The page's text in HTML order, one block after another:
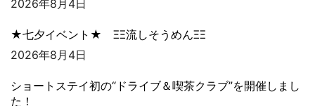
2026年8月4日
★七夕イベント★ ΞΞ流しそうめんΞΞ
2026年8月4日
ショートステイ初の“ドライブ＆喫茶クラブ”を開催しまし
た！